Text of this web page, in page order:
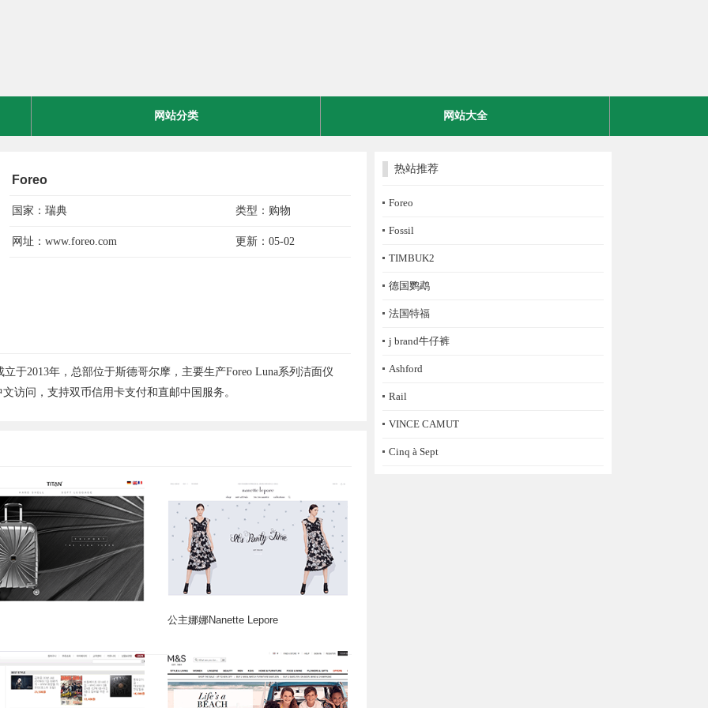
网站分类 网站大全
Foreo
国家：瑞典 类型：购物
网址：www.foreo.com 更新：05-02
于2013年，总部位于斯德哥尔摩，主要生产Foreo Luna系列洁面仪
访问，支持双币信用卡支付和直邮中国服务。
公主娜娜Nanette Lepore
热站推荐
Foreo
Fossil
TIMBUK2
德国鹦鹉
法国特福
j brand牛仔裤
Ashford
Rail
VINCE CAMUT
Cinq à Sept